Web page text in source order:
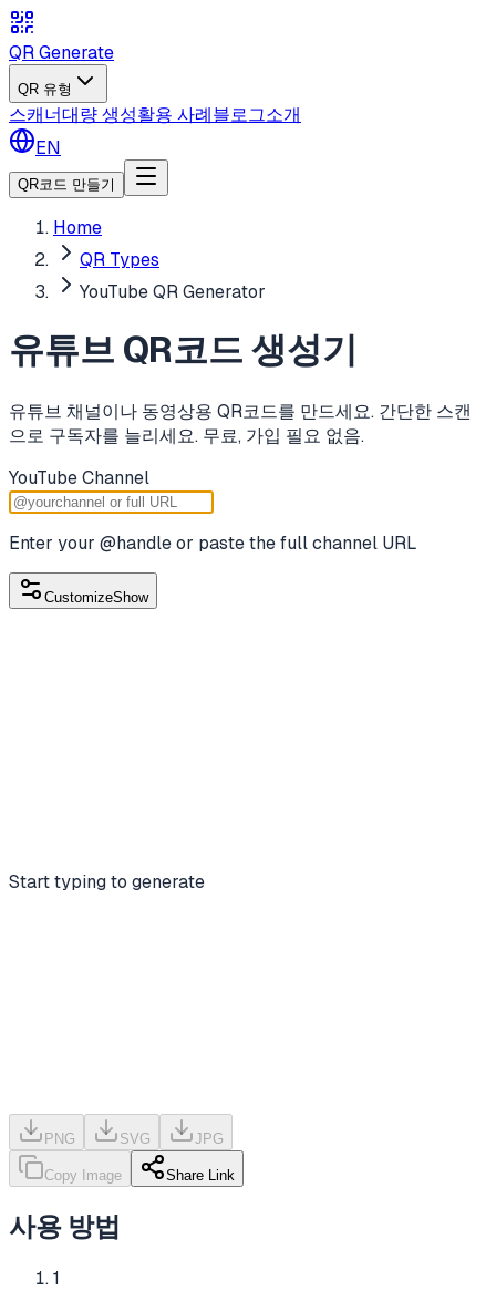
QR Generate
QR 유형
스캐너대량 생성활용 사례블로그소개
EN
QR코드 만들기
Home
QR Types
YouTube QR Generator
유튜브 QR코드 생성기
유튜브 채널이나 동영상용 QR코드를 만드세요. 간단한 스캔
으로 구독자를 늘리세요. 무료, 가입 필요 없음.
YouTube Channel
Enter your @handle or paste the full channel URL
CustomizeShow
Start typing to generate
PNG SVG JPG
Copy Image Share Link
사용 방법
1